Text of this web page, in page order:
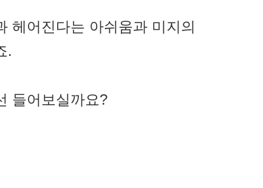
헤어진다는 아쉬움과 미지의
.
들어보실까요?